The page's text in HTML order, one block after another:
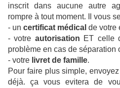
inscrit dans aucune autre
rompre à tout moment. Il vous
- un certificat médical de votre
- votre autorisation ET celle
problème en cas de séparation
- votre livret de famille.
Pour faire plus simple,
déjà. ça vous evitera de